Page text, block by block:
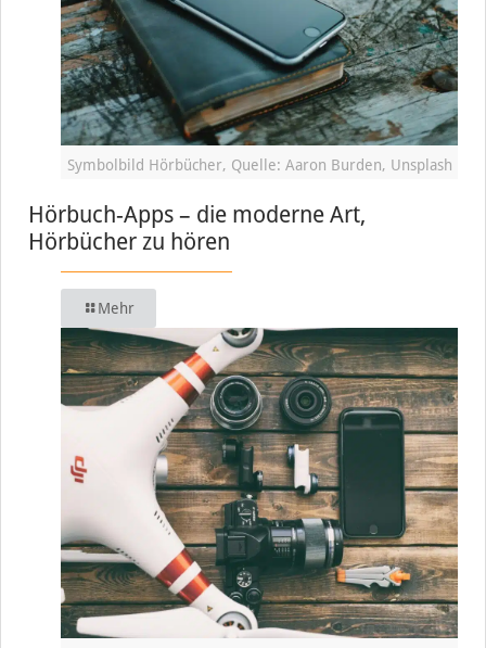
Symbolbild Hörbücher, Quelle: Aaron Burden, Unsplash
Hörbuch-Apps – die moderne Art,
Hörbücher zu hören
Mehr